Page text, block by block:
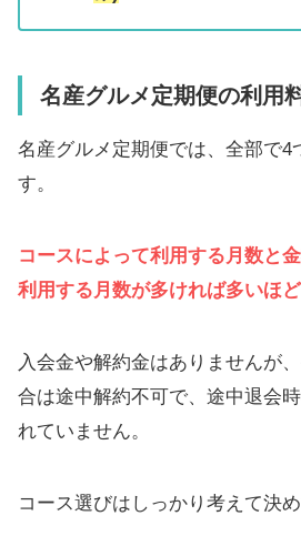
名産グルメ定期便の利用
名産グルメ定期便では、全部で4
す。
コースによって利用する月数と
利用する月数が多ければ多いほ
入会金や解約金はありませんが
合は途中解約不可で、途中退会
れていません。
コース選びはしっかり考えて決め